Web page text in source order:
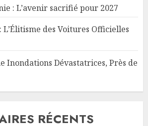
: L’avenir sacrifié pour 2027
L’Élitisme des Voitures Officielles
Inondations Dévastatrices, Près de
RÉCENTS